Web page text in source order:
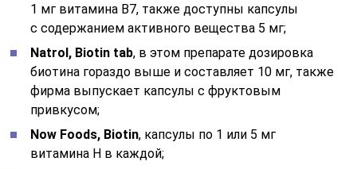
1 мг витамина В7, также доступны капсулы
с содержанием активного вещества 5 мг;
Natrol, Biotin tab, в этом препарате дозировка
биотина гораздо выше и составляет 10 мг, также
фирма выпускает капсулы с фруктовым
привкусом;
Now Foods, Biotin, капсулы по 1 или 5 мг
витамина Н в каждой;